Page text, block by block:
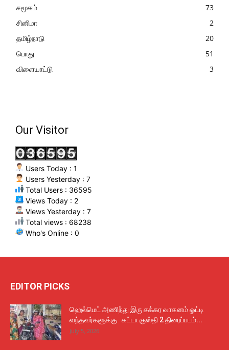
சமூகம்
73
சினிமா
2
தமிழ்நாடு
20
பொது
51
விளையாட்டு
3
Our Visitor
Users Today : 1
Users Yesterday : 7
Total Users : 36595
Views Today : 2
Views Yesterday : 7
Total views : 68238
Who's Online : 0
EDITOR PICKS
ஹெல்மெட் அணிந்து இரு சக்கர வாகனம் ஓட்டி
வந்தவர்களுக்கு கட்டா குஸ்தி 2 திரைப்படம்...
July 5, 2026